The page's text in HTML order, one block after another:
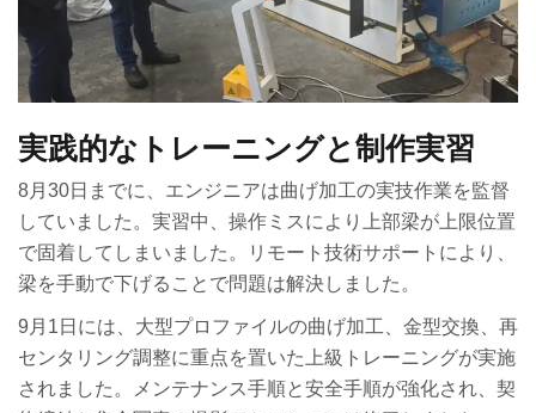
実践的なトレーニングと制作実習
8月30日までに、エンジニアは曲げ加工の実技作業を監督
していました。実習中、操作ミスにより上部梁が上限位置
で固着してしまいました。リモート技術サポートにより、
梁を手動で下げることで問題は解決しました。
9月1日には、大型プロファイルの曲げ加工、金型交換、再
センタリング調整に重点を置いた上級トレーニングが実施
されました。メンテナンス手順と安全手順が強化され、契